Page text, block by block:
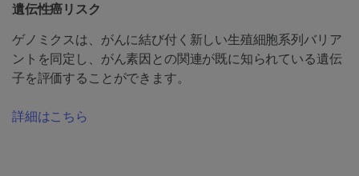
遺伝性癌リスク
ゲノミクスは、がんに結び付く新しい生殖細胞系列バリア
ントを同定し、がん素因との関連が既に知られている遺伝
子を評価することができます。
詳細はこちら